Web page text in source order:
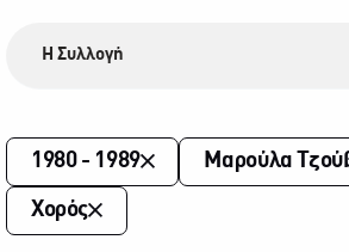
Η Συλλογή
1980 - 1989 Μαρούλα
Χορός